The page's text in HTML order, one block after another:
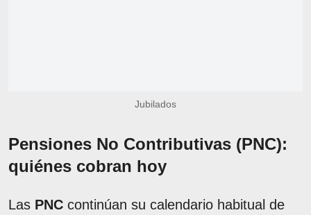
Jubilados
Pensiones No Contributivas (PNC):
quiénes cobran hoy
Las PNC continúan su calendario habitual de